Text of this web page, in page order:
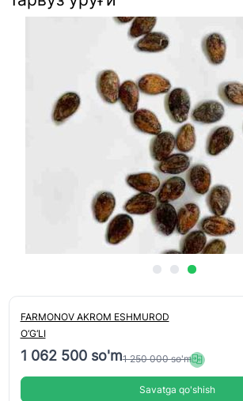
FARMONOV AKROM ESHMUROD
O‘G‘LI
1 062 500 so'm1 250 000 so'm
Savatga qo'shish